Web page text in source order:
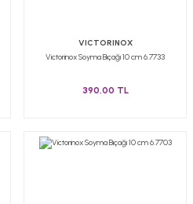
VICTORINOX
Victorinox Soyma Bıçağı 10 cm 6.7733
390,00 TL